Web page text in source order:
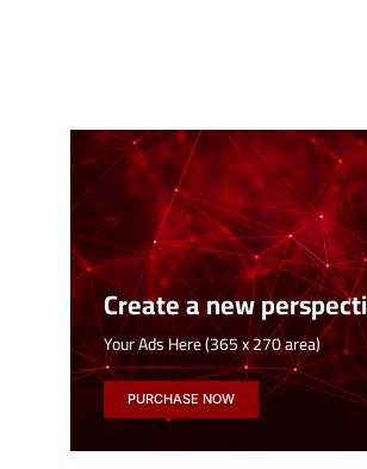
Create a new
Your Ads Here (365 x 270 area)
PURCHASE NOW